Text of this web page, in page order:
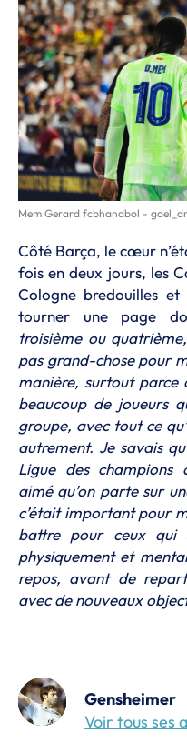
Mem Gerard fcbhandbol -
Côté Barça, le cœur
fois en deux jours, les
Cologne bredouilles
tourner une page
troisième ou
pas grand-chose pour
manière, surtout parce
beaucoup de joueurs
groupe, avec tout ce
autrement. Je savais
Ligue des champions
aimé qu’on parte sur
c’était important pour
battre pour ceux qui
physiquement et
repos, avant de
avec de nouveaux
Gensheimer
Voir tous ses